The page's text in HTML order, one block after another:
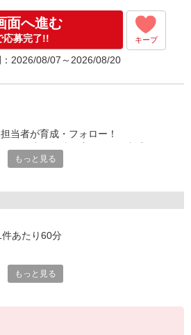
面へ進む
応募完了!! キープ
2026/08/07～2026/08/20
当者が育成・フォロー！
を活用して働きながら資格取得が可能
度でプライベートも充実
度あり！子育てと仕事の両立を応援◎
やライフキャリア相談など、各相談窓
還元！
あり
もっと見る
あたり60分
助
助（薬の塗布など）
もっと見る